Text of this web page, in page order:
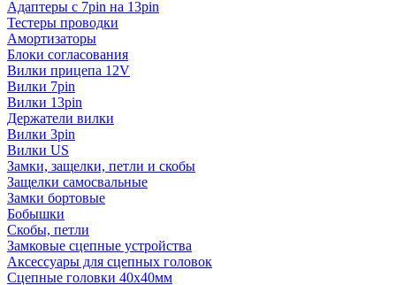
Адаптеры с 7pin на 13pin
Тестеры проводки
Амортизаторы
Блоки согласования
Вилки прицепа 12V
Вилки 7pin
Вилки 13pin
Держатели вилки
Вилки 3pin
Вилки US
Замки, защелки, петли и скобы
Защелки самосвальные
Замки бортовые
Бобышки
Скобы, петли
Замковые сцепные устройства
Аксессуары для сцепных головок
Сцепные головки 40x40мм